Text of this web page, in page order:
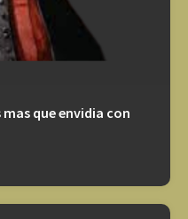
que envidia con